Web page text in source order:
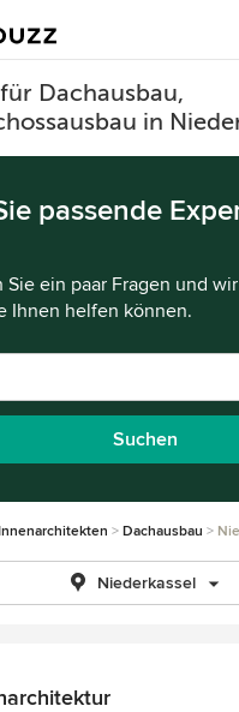
Dachausbau,
in
passende
Sie ein paar Fragen und
Ihnen helfen können.
Suchen
Dachausbau
Niederkassel